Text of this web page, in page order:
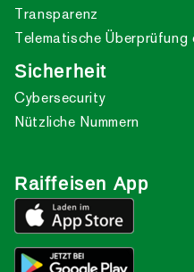
Transparenz
Telematische
Sicherheit
Cybersecurity
Nützliche Nummern
Raiffeisen App